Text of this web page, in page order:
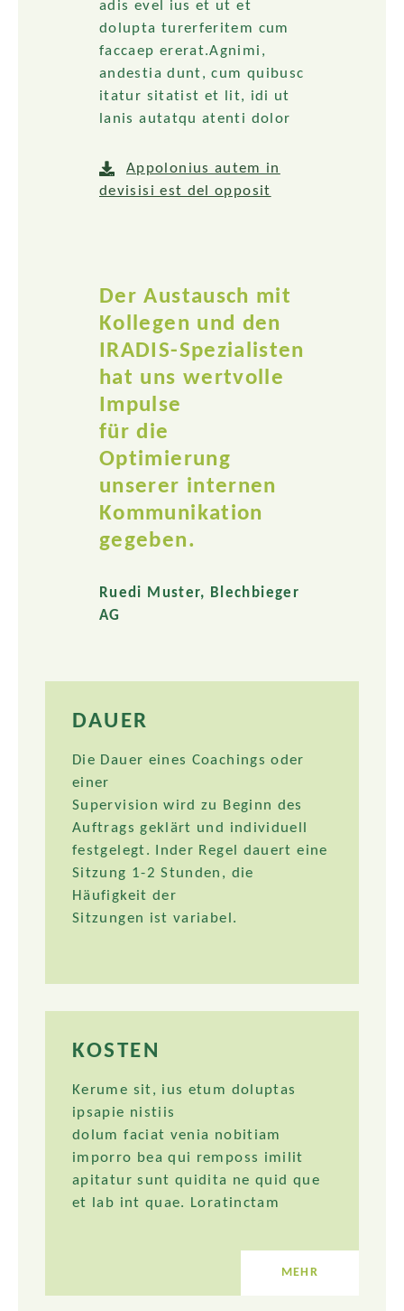
adis evel ius et ut et
dolupta turerferitem cum
faccaep ererat.Agnimi,
andestia dunt, cum quibusc
itatur sitatist et lit, idi ut
lanis autatqu atenti dolor
Appolonius autem in
devisisi est del opposit
Der Austausch mit
Kollegen und den
IRADIS-Spezialisten
hat uns wertvolle
Impulse
für die
Optimierung
unserer internen
Kommunikation
gegeben.
Ruedi Muster, Blechbieger
AG
DAUER
Die Dauer eines Coachings oder
einer
Supervision wird zu Beginn des
Auftrags geklärt und individuell
festgelegt. Inder Regel dauert eine
Sitzung 1-2 Stunden, die
Häufigkeit der
Sitzungen ist variabel.
KOSTEN
Kerume sit, ius etum doluptas
ipsapie nistiis
dolum faciat venia nobitiam
imporro bea qui remposs imilit
apitatur sunt quidita ne quid que
et lab int quae. Loratinctam
MEHR